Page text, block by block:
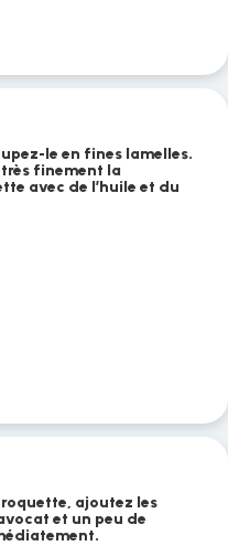
le en fines lamelles.
finement la
avec de l’huile et du
ajoutez les
et un peu de